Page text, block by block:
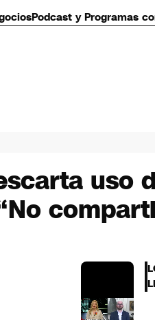
Podcast y Programas
uso